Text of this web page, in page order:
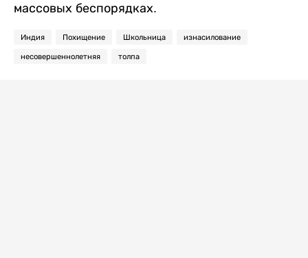
массовых беспорядках.
Индия Похищение Школьница изнасилование
несовершеннолетняя толпа